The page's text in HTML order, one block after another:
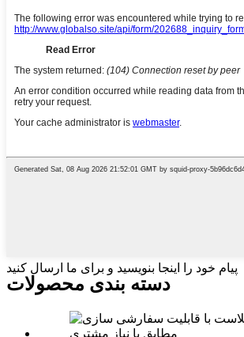
پیام خود را اینجا بنویسید و برای ما ارسال کنید
دسته بندی محصولات